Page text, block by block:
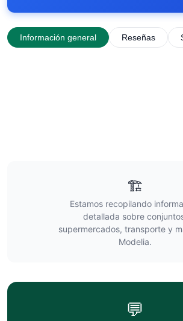
Información general Reseñas
🏗️
Estamos recopilando
detallada sobre
supermercados, transporte y
Modelia.
💬